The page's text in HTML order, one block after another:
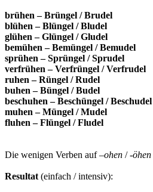
brühen – Brüngel / Brudel
blühen – Blüngel / Bludel
glühen – Glüngel / Gludel
bemühen – Bemüngel / Bemudel
sprühen – Sprüngel / Sprudel
verfrühen – Verfrüngel / Verfrudel
ruhen – Rüngel / Rudel
buhen – Büngel / Budel
beschuhen – Beschüngel / Beschudel
muhen – Müngel / Mudel
fluhen – Flüngel / Fludel
Die wenigen Verben auf –ohen / -öhen
Resultat (einfach / intensiv):